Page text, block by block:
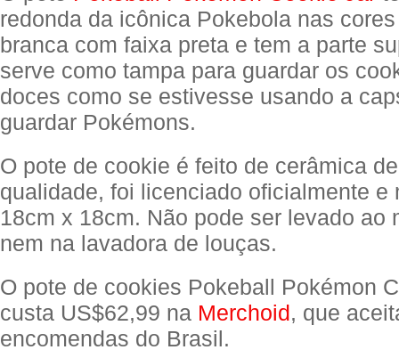
redonda da icônica Pokebola nas
branca com faixa preta e tem a parte
serve como tampa para guardar os
doces como se estivesse usando a
guardar Pokémons.
O pote de cookie é feito de cerâmica
qualidade, foi licenciado oficialmente e
18cm x 18cm. Não pode ser levado ao
nem na lavadora de louças.
O pote de cookies Pokeball Pokémon
custa US$62,99 na Merchoid, que
encomendas do Brasil.